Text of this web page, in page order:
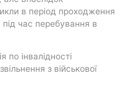
в період проходження
під час перебування в
по інвалідності
з військової